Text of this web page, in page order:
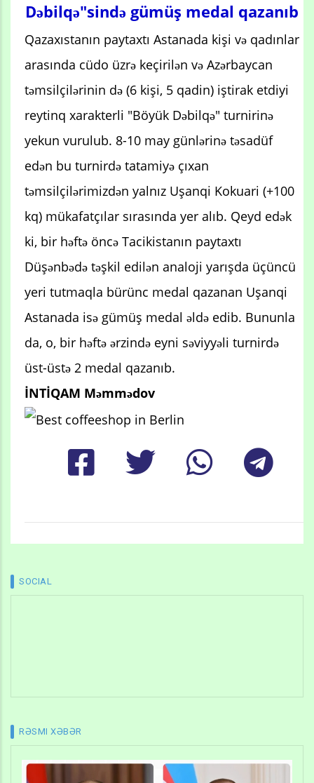
Dəbilqə"sində gümüş medal qazanıb
Qazaxıstanın paytaxtı Astanada kişi və qadınlar
arasında cüdo üzrə keçirilən və Azərbaycan
təmsilçilərinin də (6 kişi, 5 qadin) iştirak etdiyi
reytinq xarakterli "Böyük Dəbilqə" turnirinə
yekun vurulub. 8-10 may günlərinə təsadüf
edən bu turnirdə tatamiyə çıxan
təmsilçilərimizdən yalnız Uşanqi Kokuari (+100
kq) mükafatçılar sırasında yer alıb. Qeyd edək
ki, bir həftə öncə Tacikistanın paytaxtı
Düşənbədə təşkil edilən analoji yarışda üçüncü
yeri tutmaqla bürünc medal qazanan Uşanqi
Astanada isə gümüş medal əldə edib. Bununla
da, o, bir həftə ərzində eyni səviyyəli turnirdə
üst-üstə 2 medal qazanıb.
İNTİQAM Məmmədov
SOCIAL
RƏSMI XƏBƏR